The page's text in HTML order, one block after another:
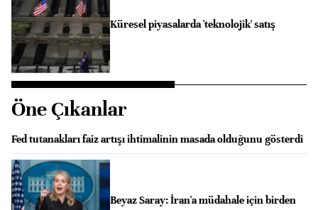
Küresel piyasalarda 'teknolojik' satış
Öne Çıkanlar
Fed tutanakları faiz artışı ihtimalinin masada olduğunu gösterdi
Beyaz Saray: İran'a müdahale için birden